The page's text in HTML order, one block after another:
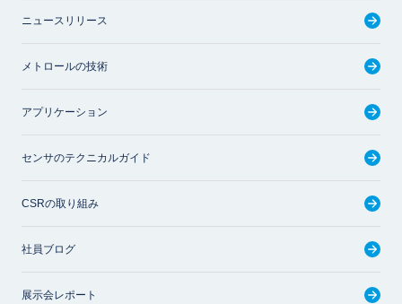
ニュースリリース
メトロールの技術
アプリケーション
センサのテクニカルガイド
CSRの取り組み
社員ブログ
展示会レポート